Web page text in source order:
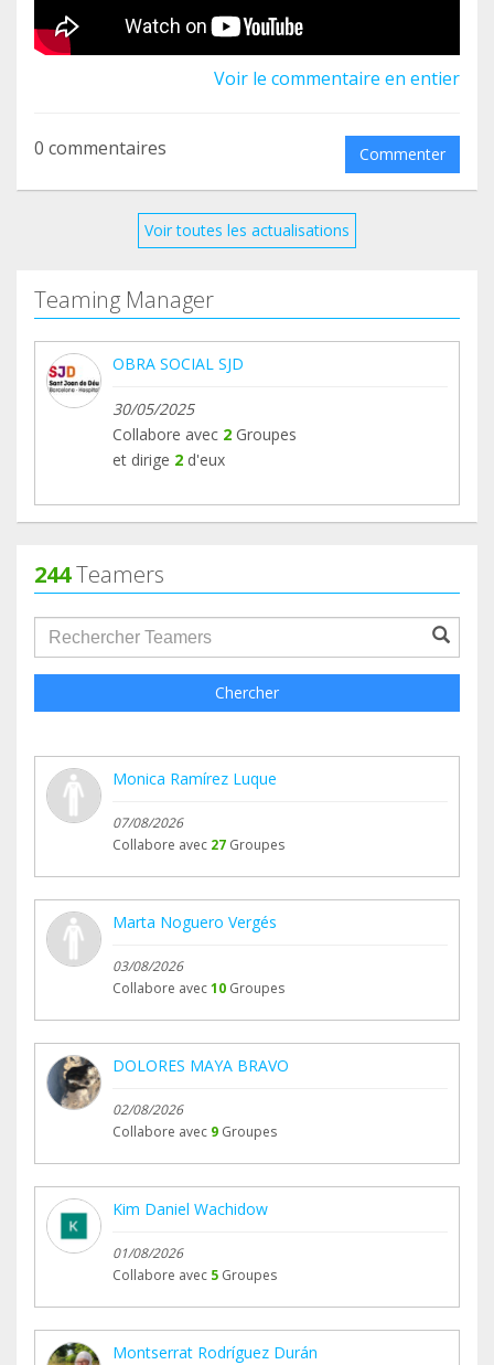
grupo y ayudar a que más niños y niñas puedan
llegar a tener ese diagnóstico que tanto se
merecen a través del Programa de Pacientes Sin
Voir le commentaire en entier
0 commentaires Commenter
Voir toutes les actualisations
Teaming Manager
OBRA SOCIAL SJD
30/05/2025
Collabore avec 2 Groupes
et dirige 2 d'eux
244Teamers
groupProfile.searchForm.search.text???
Chercher
Monica Ramírez Luque
07/08/2026
Collabore avec 27 Groupes
Marta Noguero Vergés
03/08/2026
Collabore avec10 Groupes
DOLORES MAYA BRAVO
02/08/2026
Collabore avec 9 Groupes
Kim Daniel Wachidow
01/08/2026
Collabore avec 5 Groupes
Montserrat Rodríguez Durán